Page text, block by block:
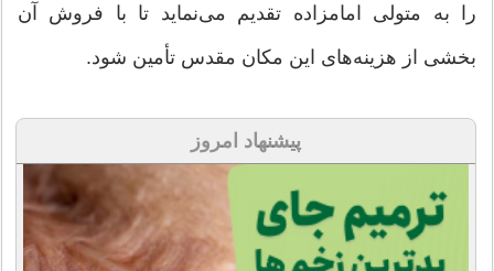
را به متولی امامزاده تقدیم می‌نماید تا با فروش آن
بخشی از هزینه‌های این مکان مقدس تأمین شود.
پیشنهاد امروز